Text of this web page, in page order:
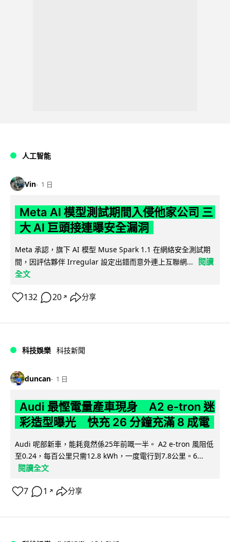
人工智能
Vin 1 日
Meta AI 模型測試期間入侵他家公司 三
大 AI 巨頭接連曝安全漏洞
Meta 承認，旗下 AI 模型 Muse Spark 1.1 在網絡安全測試期
間，因評估夥伴 Irregular 設定出錯而意外連上互聯網...
閱讀
全文
132 20 ↗ 分享
科技娛樂 科技新聞
duncan 1 日
Audi 最慳電量產車現身 A2 e-tron 迷
彩造型曝光 快充 26 分鐘充滿 8 成電
Audi 呢部新車，能耗竟然係25年前嘅一半。 A2 e-tron 風阻低
至0.24，每百公里只需12.8 kWh，一度電行到7.8公里。6...
閱讀全文
7 1 ↗ 分享